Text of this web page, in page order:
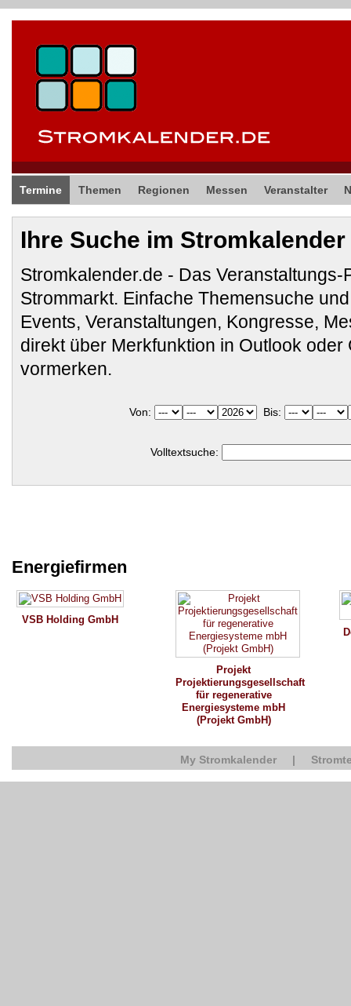
Termine Themen Regionen Messen Veranstalter
Ihre Suche im Stromkalender
Stromkalender.de - Das Veranstaltungs-
Strommarkt. Einfache Themensuche
Events, Veranstaltungen, Kongresse,
direkt über Merkfunktion in Outlook oder
vormerken.
Von: Bis:
Volltextsuche:
Energiefirmen
VSB Holding GmbH
Projekt
Projektierungsgesellschaft
für regenerative
Energiesysteme mbH
(Projekt GmbH)
My Stromkalender |